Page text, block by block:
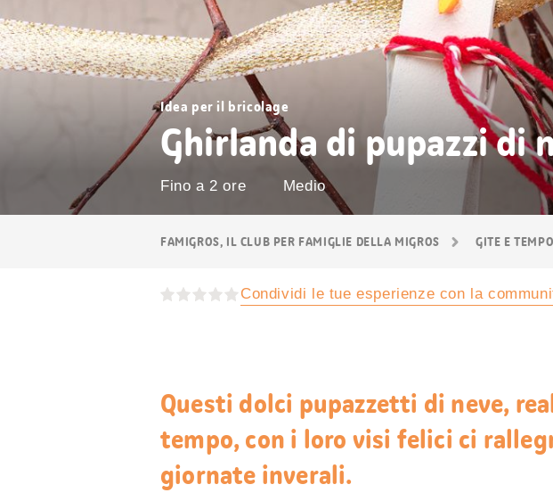
FAMIGROS, IL CLUB PER FAMIGLIE DELLA MIGROS GITE E
Condividi le tue esperienze con la
Idea per il bricolage
Ghirlanda di pupazzi di
Fino a 2 ore Medio
Questi dolci pupazzetti di neve,
tempo, con i loro visi felici ci
giornate inverali.